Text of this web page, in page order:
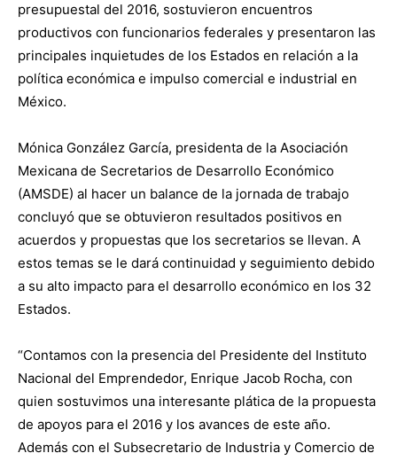
presupuestal del 2016, sostuvieron encuentros
productivos con funcionarios federales y presentaron las
principales inquietudes de los Estados en relación a la
política económica e impulso comercial e industrial en
México.
Mónica González García, presidenta de la Asociación
Mexicana de Secretarios de Desarrollo Económico
(AMSDE) al hacer un balance de la jornada de trabajo
concluyó que se obtuvieron resultados positivos en
acuerdos y propuestas que los secretarios se llevan. A
estos temas se le dará continuidad y seguimiento debido
a su alto impacto para el desarrollo económico en los 32
Estados.
“Contamos con la presencia del Presidente del Instituto
Nacional del Emprendedor, Enrique Jacob Rocha, con
quien sostuvimos una interesante plática de la propuesta
de apoyos para el 2016 y los avances de este año.
Además con el Subsecretario de Industria y Comercio de